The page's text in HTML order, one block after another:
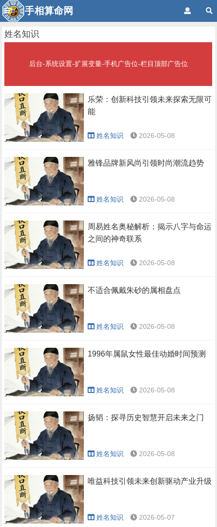
手相算命网
姓名知识
后台-系统设置-扩展变量-手机广告位-栏目顶部广告位
乐荣：创新科技引领未来探索无限可
能
姓名知识 2026-05-08
雅锋品牌新风尚引领时尚潮流趋势
姓名知识 2026-05-08
周易姓名奥秘解析：揭示八字与命运
之间的神奇联系
姓名知识 2026-05-08
不适合佩戴朱砂的属相盘点
姓名知识 2026-05-08
1996年属鼠女性最佳动婚时间预测
姓名知识 2026-05-08
扬韬：探寻历史智慧开启未来之门
姓名知识 2026-05-08
唯益科技引领未来创新驱动产业升级
姓名知识 2026-05-07